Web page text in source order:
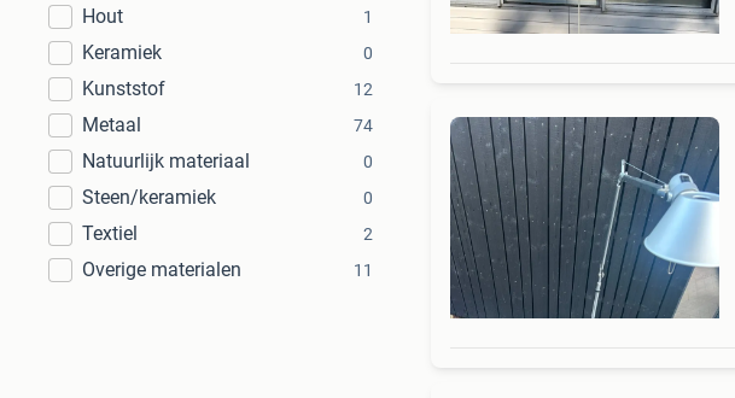
Hout 1
Keramiek 0
Kunststof 12
Metaal 74
Natuurlijk materiaal 0
Steen/keramiek 0
Textiel 2
Overige materialen 11